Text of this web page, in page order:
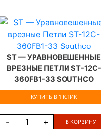
ST — УРАВНОВЕШЕННЫЕ
ВРЕЗНЫЕ ПЕТЛИ ST-12C-
360FB1-33 SOUTHCO
КУПИТЬ В 1 КЛИК
- + В КОРЗИНУ